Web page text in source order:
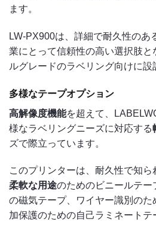
ます。
LW-PX900は、詳細で耐久性のあ
業にとって信頼性の高い選択肢
ルグレードのラベリング向けに設
多様なテープオプション
高解像度機能を超えて、
様なラベリングニーズに対応する
ズで際立っています。
このプリンターは、耐久性で知ら
柔軟な用途のためのビニールテー
の磁気テープ、ワイヤー識別のた
加保護のための自己ラミネートテ